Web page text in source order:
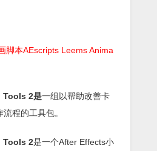
脚本AEscripts Leems Anima
Tools 2是一组以帮助改善卡
程的工具包。
Tools 2是一个After Effects小